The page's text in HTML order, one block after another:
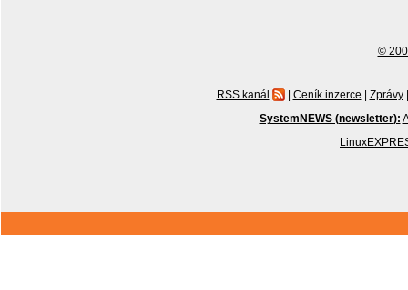
©
RSS kanál | Ceník inzerce | Zprávy |
SystemNEWS (newsletter):